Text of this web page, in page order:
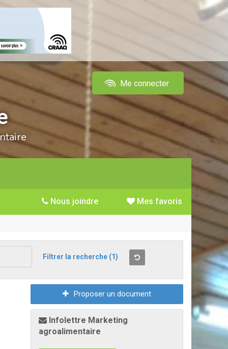
Me connecter
Mes favoris
Nous joindre
Filtrer la recherche (1)
Proposer un document
Infolettre Marketing
agroalimentaire